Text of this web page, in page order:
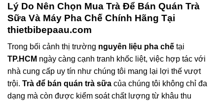
Lý Do Nên Chọn Mua Trà Để Bán Quán Trà
Sữa Và Máy Pha Chế Chính Hãng Tại
thietbibepaau.com
Trong bối cảnh thị trường nguyên liệu pha chế tại
TP.HCM ngày càng cạnh tranh khốc liệt, việc hợp tác với
nhà cung cấp uy tín như chúng tôi mang lại lợi thế vượt
trội. Trà để bán quán trà sữa của chúng tôi không chỉ đa
dạng mà còn được kiểm soát chất lượng từ khâu thu